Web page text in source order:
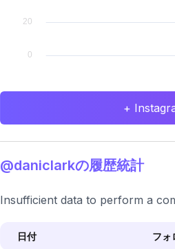
+
@daniclarkの履歴統計
Insufficient data to perform a
日付 フォ